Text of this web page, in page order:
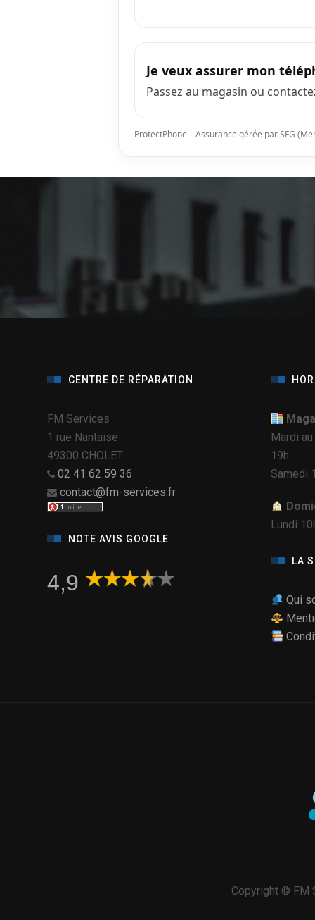
Je veux assurer mon
Passez au magasin ou
ProtectPhone – Assurance gérée par SFG
CENTRE DE RÉPARATION
FM Services
1 rue Nantaise
49300 CHOLET
02 41 62 59 36
contact@fm-services.fr
NOTE AVIS GOOGLE
4,9
Mardi
19h
Samedi
Lundi
LA
Qui
Copyright © FM